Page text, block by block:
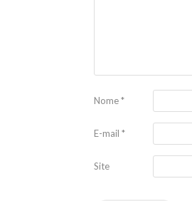
Nome*
E-mail *
Site